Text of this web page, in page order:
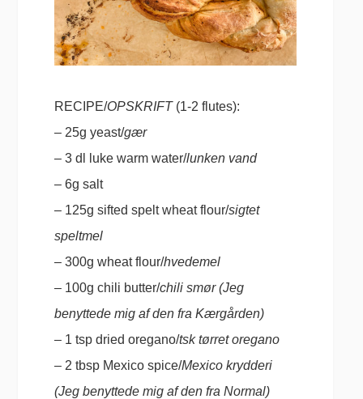
RECIPE/OPSKRIFT(1-2 flutes):
– 25g yeast/gær
– 3 dl luke warm water/lunken vand
– 6g salt
– 125g sifted spelt wheat flour/sigtet
speltmel
– 300g wheat flour/hvedemel
– 100g chili butter/chili smør (Jeg
benyttede mig af den fra Kærgården)
– 1 tsp dried oregano/tsk tørret oregano
– 2 tbsp Mexico spice/Mexico krydderi
(Jeg benyttede mig af den fra Normal)